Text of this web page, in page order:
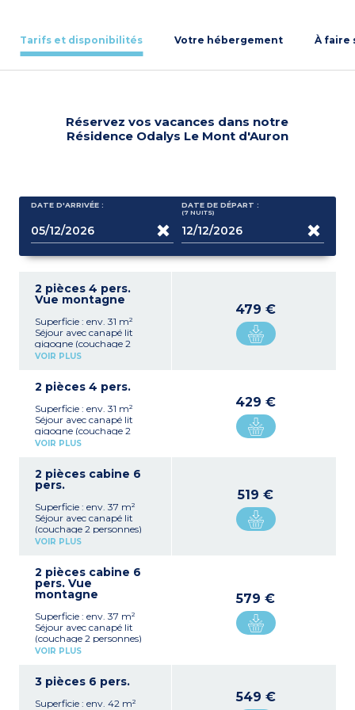
Tarifs et disponibilités Votre hébergement À faire
Réservez vos vacances dans notre
Résidence Odalys Le Mont d'Auron
DATE D'ARRIVÉE : DATE DE DÉPART :
(7 NUITS)
2 pièces 4 pers.
Vue montagne
Superficie : env. 31 m²
Séjour avec canapé lit
gigogne (couchage 2
personnes)
vitrocéramique,
cafetière à capsules ,
bouilloire, grille-pain, lave-
vaisselle)
1 chambre avec 1 lit double
baignoire
Balcon
VOIR PLUS
479 €
2 pièces 4 pers.
Superficie : env. 31 m²
Séjour avec canapé lit
gigogne (couchage 2
personnes)
vitrocéramique,
réfrigérateur, micro-onde,
bouilloire, grille-pain, lave-
vaisselle)
1 chambre avec 1 lit double
Salle de bain avec douche
Balcon
VOIR PLUS
429 €
2 pièces cabine 6
pers.
Superficie : env. 37 m²
Séjour avec canapé lit
(couchage 2 personnes)
Kitchenette équipée
réfrigérateur, micro-onde,
cafetière à capsules,
bouilloire, grille-pain, lave-
1 chambre avec 1 lit double
1 cabine avec lit superposé
Salle de bain avec
baignoire
VOIR PLUS
519 €
2 pièces cabine 6
pers. Vue
montagne
Superficie : env. 37 m²
Séjour avec canapé lit
(couchage 2 personnes)
Kitchenette équipée
réfrigérateur, micro-onde,
bouilloire, grille-pain, lave-
VOIR PLUS
579 €
3 pièces 6 pers.
Superficie : env. 42 m²
549 €